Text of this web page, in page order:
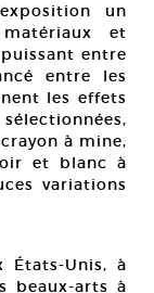
un
et
entre
entre les
les effets
à mine,
et blanc à
variations
États-Unis, à
beaux-arts à